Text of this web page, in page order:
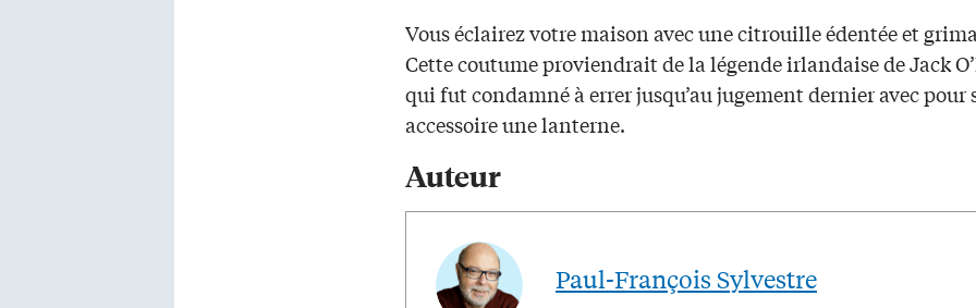
Vous éclairez votre maison avec une citrouille édentée et
Cette coutume proviendrait de la légende irlandaise de Jack
qui fut condamné à errer jusqu’au jugement dernier avec pour
accessoire une lanterne.
Auteur
Paul-François Sylvestre